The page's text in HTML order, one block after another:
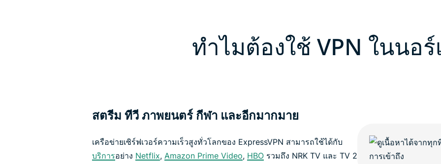
ทำไมต้องใช้ VPN ในนอร์
สตรีม ทีวี ภาพยนตร์ กีฬา และอีกมากมาย
เครือข่ายเซิร์ฟเวอร์ความเร็วสูงทั่วโลกของ ExpressVPN สามารถใช้ได้กับ
บริการอย่าง Netflix, Amazon Prime Video, HBO รวมถึง NRK TV และ TV 2